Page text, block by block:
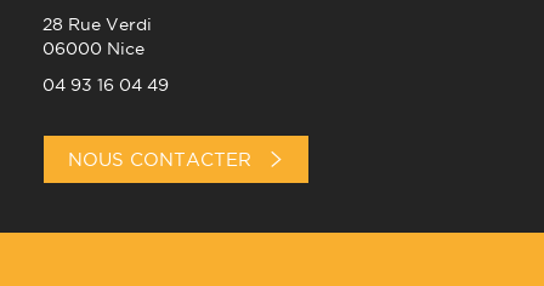
28 Rue Verdi
06000 Nice
04 93 16 04 49
NOUS CONTACTER